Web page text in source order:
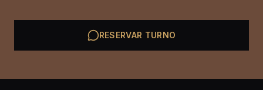
RESERVAR TURNO